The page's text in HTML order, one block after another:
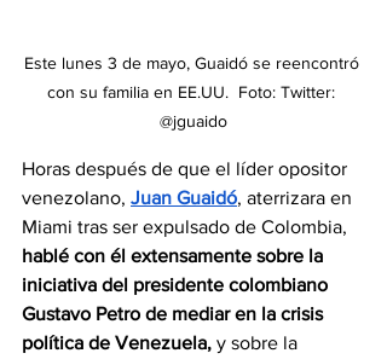
Este lunes 3 de mayo, Guaidó se reencontró
con su familia en EE.UU.  Foto: Twitter:
@jguaido
Horas después de que el líder opositor
venezolano, Juan Guaidó, aterrizara en
Miami tras ser expulsado de Colombia,
hablé con él extensamente sobre la
iniciativa del presidente colombiano
Gustavo Petro de mediar en la crisis
política de Venezuela, y sobre la